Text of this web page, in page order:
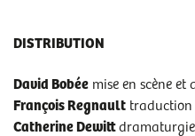
DISTRIBUTION
David Bobée mise en scène et
François Regnault traduction
Catherine Dewittdramaturgie